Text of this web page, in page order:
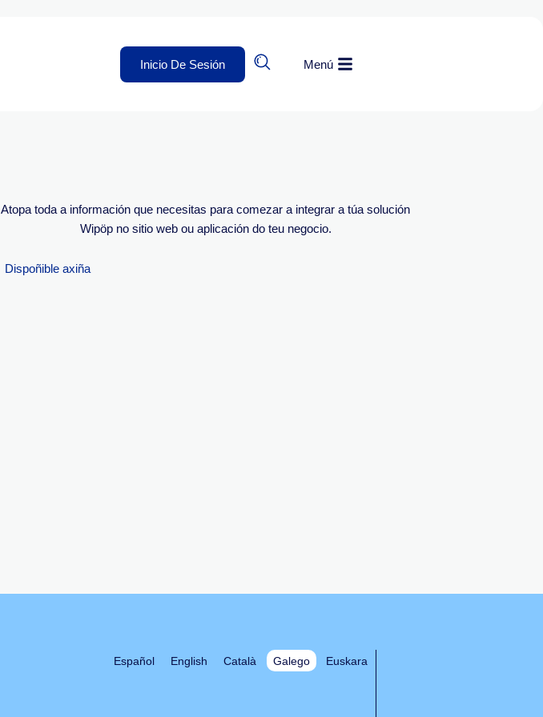
Inicio De Sesión Menú
Atopa toda a información que necesitas para comezar a integrar a túa solución
Wipöpno sitio webou aplicación do teu negocio.
Dispoñible axiña
Español English Català Galego Euskara